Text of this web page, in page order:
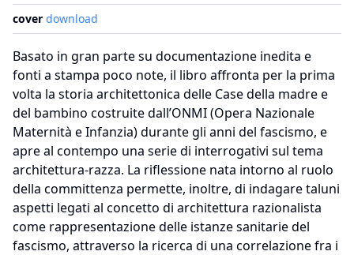
cover download
Basato in gran parte su documentazione inedita e
fonti a stampa poco note, il libro affronta per la prima
volta la storia architettonica delle Case della madre e
del bambino costruite dall’ONMI (Opera Nazionale
Maternità e Infanzia) durante gli anni del fascismo, e
apre al contempo una serie di interrogativi sul tema
architettura-razza. La riflessione nata intorno al ruolo
della committenza permette, inoltre, di indagare taluni
aspetti legati al concetto di architettura razionalista
come rappresentazione delle istanze sanitarie del
fascismo, attraverso la ricerca di una correlazione fra i